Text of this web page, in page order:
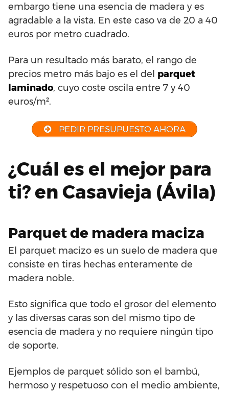
embargo tiene una esencia de madera y es
agradable a la vista. En este caso va de 20 a 40
euros por metro cuadrado.
Para un resultado más barato, el rango de
precios metro más bajo es el del parquet
laminado, cuyo coste oscila entre 7 y 40
euros/m².
PEDIR PRESUPUESTO AHORA
¿Cuál es el mejor para
ti? en Casavieja (Ávila)
Parquet de madera maciza
El parquet macizo es un suelo de madera que
consiste en tiras hechas enteramente de
madera noble.
Esto significa que todo el grosor del elemento
y las diversas caras son del mismo tipo de
esencia de madera y no requiere ningún tipo
de soporte.
Ejemplos de parquet sólido son el bambú,
hermoso y respetuoso con el medio ambiente,